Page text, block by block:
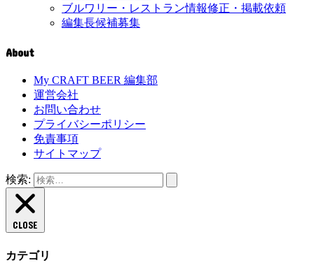
ブルワリー・レストラン情報修正・掲載依頼
編集長候補募集
About
My CRAFT BEER 編集部
運営会社
お問い合わせ
プライバシーポリシー
免責事項
サイトマップ
検索:
CLOSE
カテゴリ